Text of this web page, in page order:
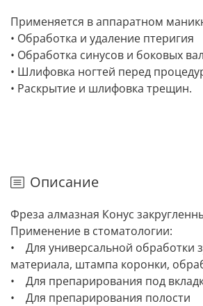
Применяется в аппаратном
• Обработка и удаление птеригия
• Обработка синусов и боковых
• Шлифовка ногтей перед
• Раскрытие и шлифовка трещин.
Описание
Фреза алмазная Конус
Применение в стоматологии:
• Для универсальной обработки
материала, штампа коронки,
• Для препарирования под
• Для препарирования полости